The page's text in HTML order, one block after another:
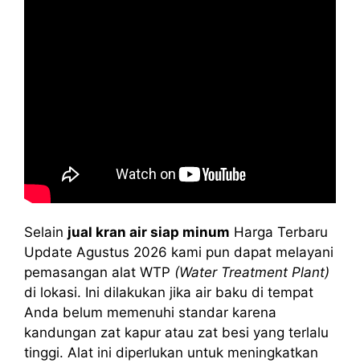
Selain jual kran air siap minum Harga Terbaru
Update Agustus 2026 kami pun dapat melayani
pemasangan alat WTP (Water Treatment Plant)
di lokasi. Ini dilakukan jika air baku di tempat
Anda belum memenuhi standar karena
kandungan zat kapur atau zat besi yang terlalu
tinggi. Alat ini diperlukan untuk meningkatkan